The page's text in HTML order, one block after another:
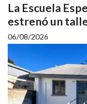
La Escuela
estrenó un
06/08/2026